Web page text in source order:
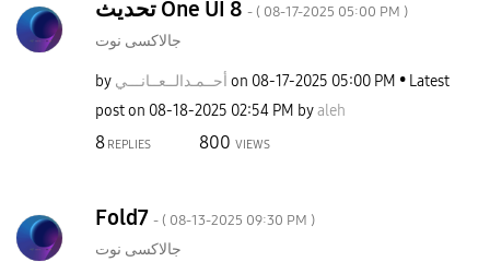
تحديث One UI 8 - ( ‎08-17-2025 05:00 PM )
جالاكسى نوت
by أحــمـدالــعــانـــي on ‎08-17-2025 05:00 PM
Latest
post on ‎08-18-2025 02:54 PM byaleh
8REPLIES 800 VIEWS
Fold7 - ( ‎08-13-2025 09:30 PM )
جالاكسى نوت